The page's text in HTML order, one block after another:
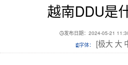
越南DDU是
发布日期：2024-05-21
字体：
[极大 大